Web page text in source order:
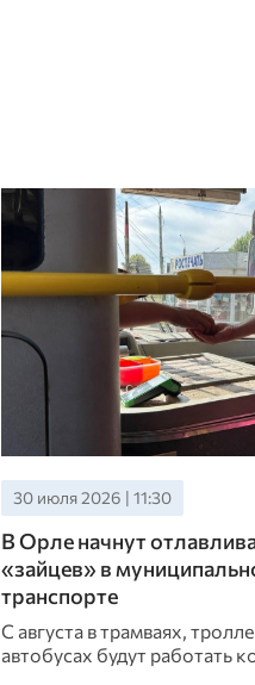
30 июля 2026 | 11:30
В Орле начнут
«зайцев» в
транспорте
С августа в трамваях,
автобусах будут работать